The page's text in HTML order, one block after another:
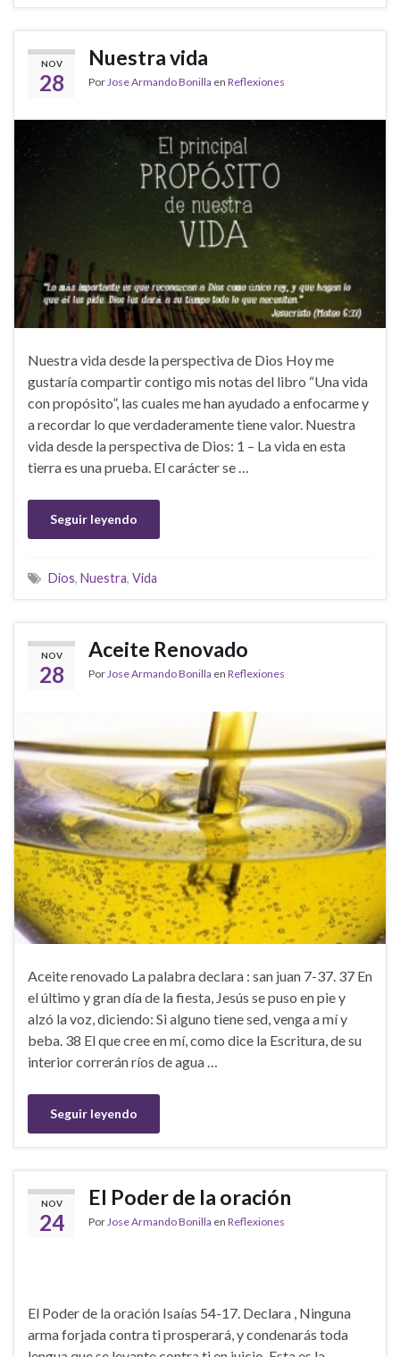
NOV
28
Nuestra vida
PorJose Armando Bonilla en Reflexiones
Nuestra vida desde la perspectiva de Dios Hoy me
gustaría compartir contigo mis notas del libro “Una vida
con propósito”, las cuales me han ayudado a enfocarme y
a recordar lo que verdaderamente tiene valor. Nuestra
vida desde la perspectiva de Dios: 1 – La vida en esta
tierra es una prueba. El carácter se …
Seguir leyendo
Dios, Nuestra, Vida
NOV
28
Aceite Renovado
PorJose Armando Bonilla en Reflexiones
Aceite renovado La palabra declara : san juan 7-37. 37 En
el último y gran día de la fiesta, Jesús se puso en pie y
alzó la voz, diciendo: Si alguno tiene sed, venga a mí y
beba. 38 El que cree en mí, como dice la Escritura, de su
interior correrán ríos de agua …
Seguir leyendo
NOV
24
El Poder de la oración
Por Jose Armando Bonilla en Reflexiones
El Poder de la oración Isaías 54-17. Declara , Ninguna
arma forjada contra ti prosperará, y condenarás toda